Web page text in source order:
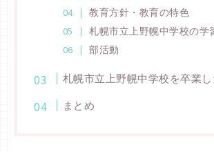
教育方針・教育の特色
札幌市立上野幌中学校の学
部活動
札幌市立上野幌中学校を卒業し
まとめ